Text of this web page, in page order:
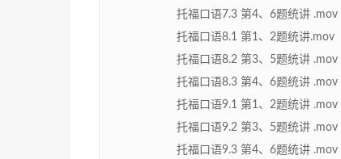
托福口语7.3 第4、6题统讲 .mov
托福口语8.1 第1、2题统讲.mov
托福口语8.2 第3、5题统讲 .mov
托福口语8.3 第4、6题统讲 .mov
托福口语9.1 第1、2题统讲 .mov
托福口语9.2 第3、5题统讲 .mov
托福口语9.3 第4、6题统讲 .mov